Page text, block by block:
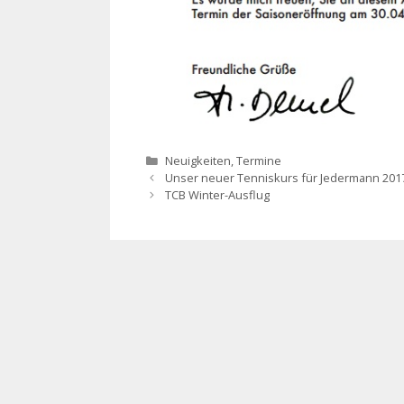
Kategorien
Neuigkeiten,Termine
Beitrags-
Navigation
Unser neuer Tenniskurs für Jedermann
TCB Winter-Ausflug